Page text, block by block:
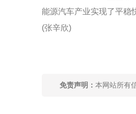
能源汽车产业实现了平稳
(张辛欣)
免责声明： 本网站所有